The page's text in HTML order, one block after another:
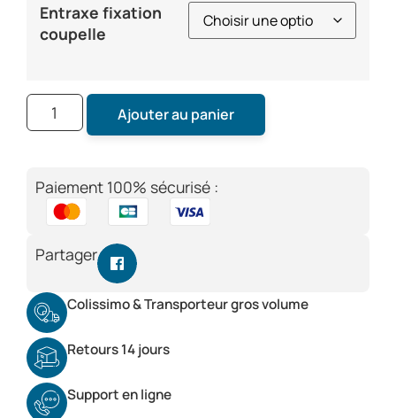
Entraxe fixation
coupelle
Ajouter au panier
Paiement 100% sécurisé :
Partager
Colissimo & Transporteur gros volume
Retours 14 jours
Support en ligne